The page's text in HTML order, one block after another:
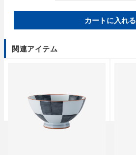
カートに入れる
関連アイテム